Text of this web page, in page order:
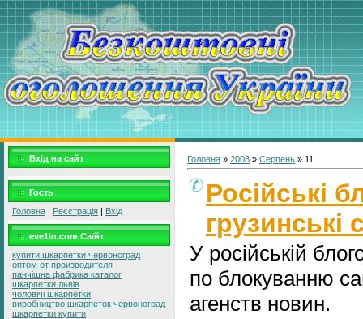
Вхід на сайт
Гость
Головна | Реєстрація | Вхід
eve1in.com Саїйт
купити шкарпетки червоноград
оптом от производителя
панчішна фабрика каталог
шкарпетки львів
чоловічі шкарпетки
виробництво шкарпеток червоноград
шкарпетки купити
Головна » 2008 » Серпень » 11
Російські
грузинські
У російській
по блокуванню
агенств новин.